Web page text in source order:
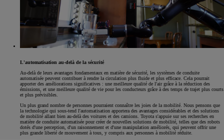
L'automatisation au-delà de la sécurité
Au-delà de leurs avantages fondamentaux en matière de sécurité, les systèmes de conduite
automatisée peuvent contribuer à rendre la circulation plus fluide et plus efficace. Cela pourrait
apporter des améliorations significatives : une meilleure qualité de l'air grâce à la réduction des
émissions, et une meilleure qualité de vie pour les conducteurs grâce à des temps de trajet plus courts
et plus prévisibles.
Un plus grand nombre de personnes pourraient connaître les joies de la mobilité. Nous pensons que
la technologie qui sous-tend l'automatisation apportera des avantages considérables et des solutions
de mobilité allant bien au-delà des voitures et des camions. Toyota s'appuie sur ses recherches en
matière de conduite automatisée pour créer de nouvelles solutions de mobilité, telles que des robots
dotés d'une perception, d'un raisonnement et d'une manipulation améliorés, qui peuvent offrir une
plus grande liberté de mouvement à tous, y compris aux personnes à mobilité réduite.